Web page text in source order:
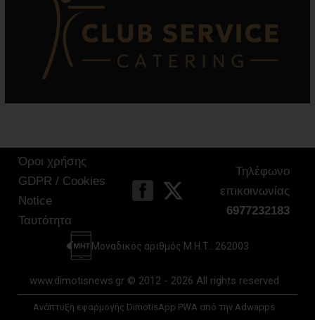
Όροι χρήσης
GDPR / Cookies
Notice
Ταυτότητα
Τηλέφωνο
επικοινωνίας
6977232183
Μοναδικός αριθμός Μ.Η.Τ.: 262003
www.dimotisnews.gr © 2012 - 2026 All rights reserved
Ανάπτυξη εφαρμογής DimotisApp PWA από την Adwapps